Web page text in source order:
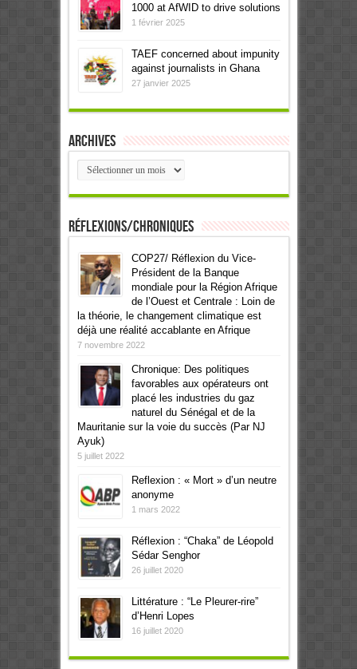
1000 at AfWID to drive solutions
1 février 2025
TAEF concerned about impunity
against journalists in Ghana
27 janvier 2025
Archives
Archives
Réflexions/Chroniques
COP27/ Réflexion du Vice-
Président de la Banque
mondiale pour la Région Afrique
de l’Ouest et Centrale : Loin de
la théorie, le changement climatique est
déjà une réalité accablante en Afrique
7 novembre 2022
Chronique: Des politiques
favorables aux opérateurs ont
placé les industries du gaz
naturel du Sénégal et de la
Mauritanie sur la voie du succès (Par NJ
Ayuk)
5 juillet 2022
Reflexion : « Mort » d’un neutre
anonyme
1 mars 2022
Réflexion : “Chaka” de Léopold
Sédar Senghor
26 juillet 2020
Littérature : “Le Pleurer-rire”
d’Henri Lopes
16 juillet 2020